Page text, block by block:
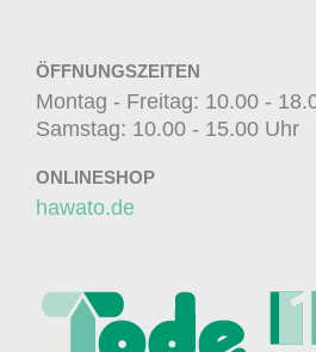
ÖFFNUNGSZEITEN
Montag - Freitag: 10.00 -
Samstag: 10.00 - 15.00 Uhr
ONLINESHOP
hawato.de